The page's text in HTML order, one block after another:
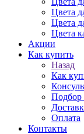
Цвета
Цвета
Цвета
Акции
Как купить
Назад
Как
Подбор
Оплата
Контакты